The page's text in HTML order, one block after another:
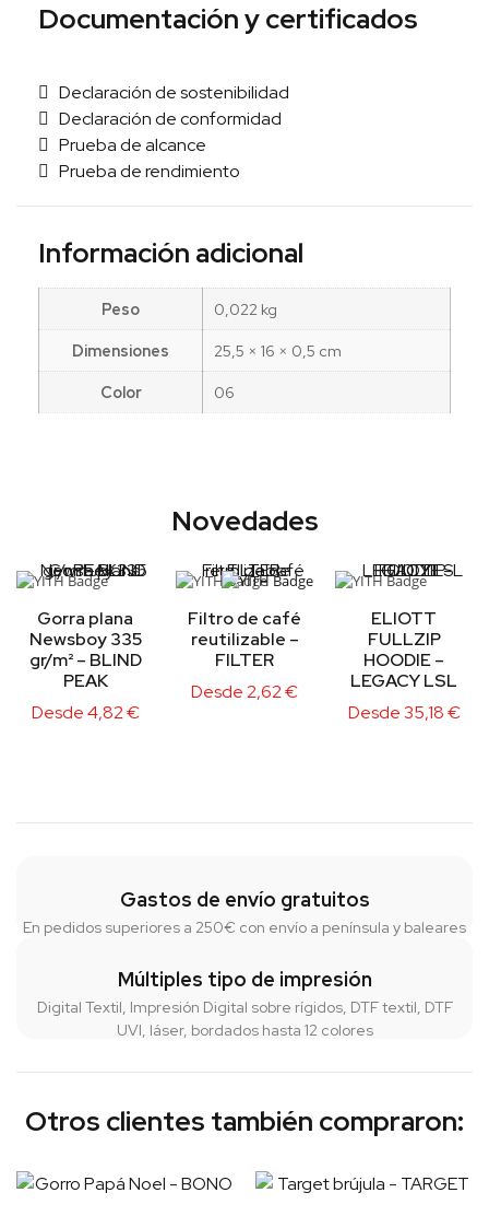
Documentación y certificados
Declaración de sostenibilidad
Declaración de conformidad
Prueba de alcance
Prueba de rendimiento
Información adicional
Peso
0,022 kg
Dimensiones
25,5 × 16 × 0,5 cm
Color
06
Novedades
Gorra plana
Newsboy 335
gr/m² – BLIND
PEAK
Desde4,82€
Filtro de café
reutilizable –
FILTER
Desde2,62€
ELIOTT
FULLZIP
HOODIE –
LEGACY LSL
Desde35,18€
Gastos de envío gratuitos
En pedidos superiores a 250€ con envío a península y baleares
Múltiples tipo de impresión
Digital Textil, Impresión Digital sobre rígidos, DTF textil, DTF
UVI, láser, bordados hasta 12 colores
Otros clientes también compraron: